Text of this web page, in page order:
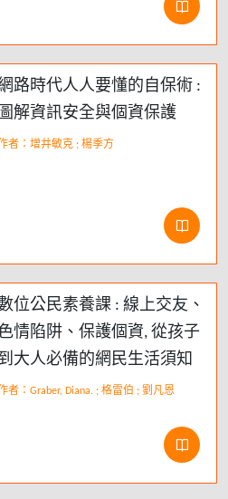
路時代人人要懂的自保術 :
圖解資訊安全與個資保護
者：增井敏克 ; 楊季方
位公民素養課 : 線上交友、
情陷阱、保護個資, 從孩子
大人必備的網民生活須知
者：Graber, Diana. ; 格雷伯 ; 劉凡恩